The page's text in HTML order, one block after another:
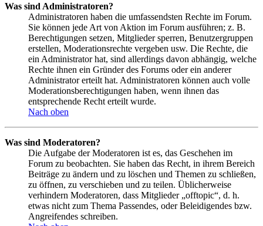
Was sind Administratoren?
Administratoren haben die umfassendsten Rechte im Forum.
Sie können jede Art von Aktion im Forum ausführen; z. B.
Berechtigungen setzen, Mitglieder sperren, Benutzergruppen
erstellen, Moderationsrechte vergeben usw. Die Rechte, die
ein Administrator hat, sind allerdings davon abhängig, welche
Rechte ihnen ein Gründer des Forums oder ein anderer
Administrator erteilt hat. Administratoren können auch volle
Moderationsberechtigungen haben, wenn ihnen das
entsprechende Recht erteilt wurde.
Nach oben
Was sind Moderatoren?
Die Aufgabe der Moderatoren ist es, das Geschehen im
Forum zu beobachten. Sie haben das Recht, in ihrem Bereich
Beiträge zu ändern und zu löschen und Themen zu schließen,
zu öffnen, zu verschieben und zu teilen. Üblicherweise
verhindern Moderatoren, dass Mitglieder „offtopic“, d. h.
etwas nicht zum Thema Passendes, oder Beleidigendes bzw.
Angreifendes schreiben.